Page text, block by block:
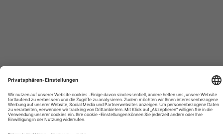
turismo,
Tourismus
новости
туризма,
travel